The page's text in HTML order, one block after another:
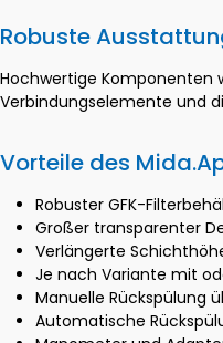
Robuste
Hochwertige Komponenten
Verbindungselemente und
Vorteile des
Robuster GFK-
Großer transparenter
Verlängerte
Je nach Variante mit
Manuelle Rückspülung
Automatische